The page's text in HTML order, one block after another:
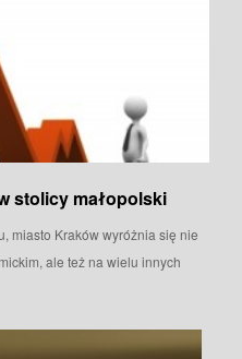
stolicy małopolski
miasto Kraków wyróżnia się nie
ale też na wielu innych